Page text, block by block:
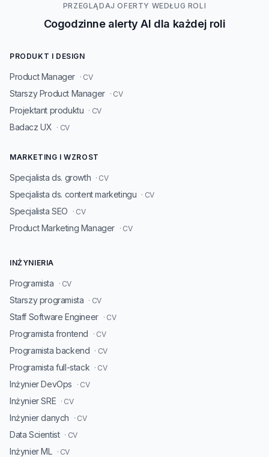
PRZEGLĄDAJ OFERTY WEDŁUG ROLI
Cogodzinne alerty AI dla każdej roli
PRODUKT I DESIGN
Product Manager · CV
Starszy Product Manager · CV
Projektant produktu · CV
Badacz UX · CV
MARKETING I WZROST
Specjalista ds. growth · CV
Specjalista ds. content marketingu · CV
Specjalista SEO · CV
Product Marketing Manager · CV
INŻYNIERIA
Programista · CV
Starszy programista · CV
Staff Software Engineer · CV
Programista frontend · CV
Programista backend · CV
Programista full-stack · CV
Inżynier DevOps · CV
Inżynier SRE · CV
Inżynier danych · CV
Data Scientist · CV
Inżynier ML · CV